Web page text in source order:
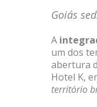
Goiás
A
um dos
abertura
Hotel K,
território